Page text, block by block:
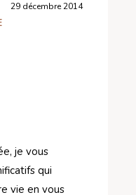
29 décembre 2014
je vous
qui
vie en vous